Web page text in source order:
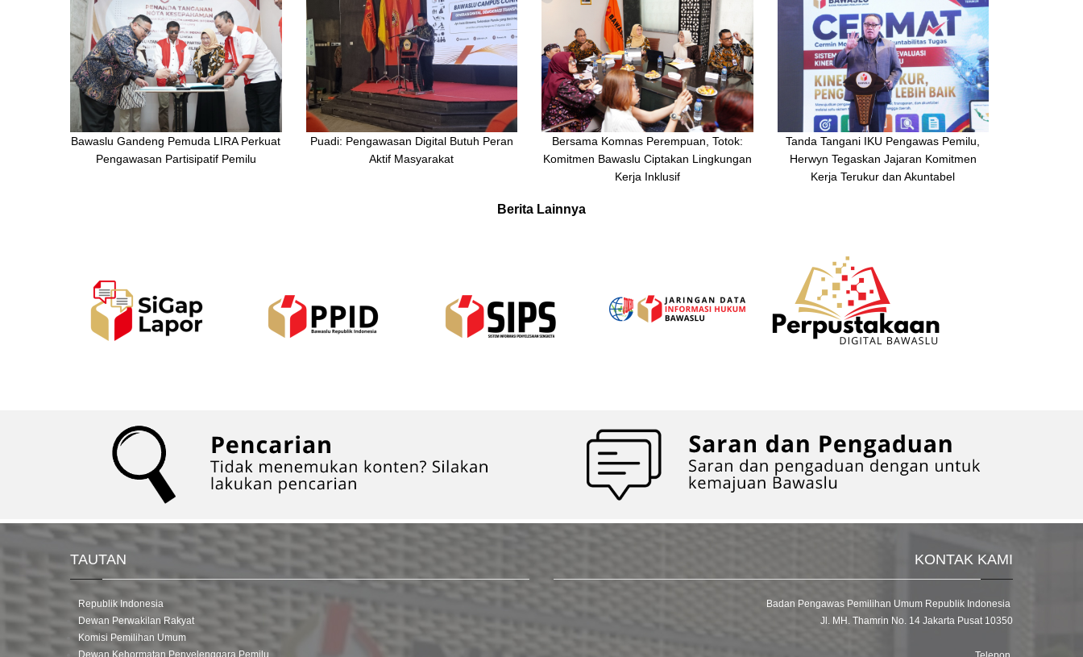
Bawaslu Gandeng Pemuda LIRA Perkuat
Pengawasan Partisipatif Pemilu
Puadi: Pengawasan Digital Butuh Peran
Aktif Masyarakat
Bersama Komnas Perempuan, Totok:
Komitmen Bawaslu Ciptakan Lingkungan
Kerja Inklusif
Tanda Tangani IKU Pengawas Pemilu,
Herwyn Tegaskan Jajaran Komitmen
Kerja Terukur dan Akuntabel
Berita Lainnya
TAUTAN
Republik Indonesia
Dewan Perwakilan Rakyat
Komisi Pemilihan Umum
Dewan Kehormatan Penyelenggara Pemilu
KONTAK KAMI
Badan Pengawas Pemilihan Umum Republik Indonesia
Jl. MH. Thamrin No. 14 Jakarta Pusat 10350